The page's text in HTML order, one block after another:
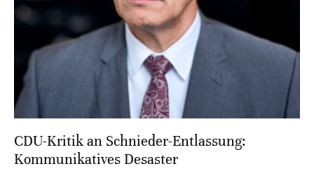
CDU-Kritik an Schnieder-Entlassung:
Kommunikatives Desaster